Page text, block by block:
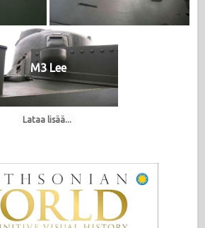
M3 Lee
Lataa lisää...